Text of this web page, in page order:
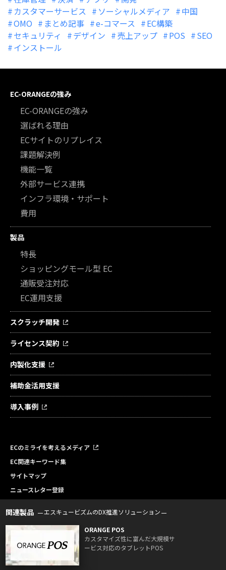
カスタマーサービス
ソーシャルメディア
中国
OMO
まとめ記事 e-コマース
EC構築
セキュリティ
デザイン 売上アップ POS
SEO
インストール
EC-ORANGEの強み
EC-ORANGEの強み
選ばれる理由
ECサイトのリプレイス
課題解決例
機能一覧
外部サービス連携
インフラ環境・サポート
費用
製品
特長
ショッピングモール型 EC
通販受注対応
EC運用支援
スクラッチ開発
ライセンス契約
内製化支援
補助金活用支援
導入事例
ECのミライを考えるメディア
EC関連キーワード集
サイトマップ
ニュースレター登録
関連製品 エスキュービズムのDX推進ソリューション
ORANGE POS
カスタマイズ性に富んだ大規模サ
ービス対応のタブレットPOS